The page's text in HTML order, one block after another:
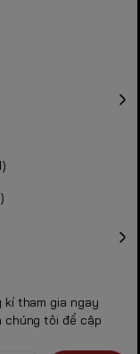
tham gia ngay
tôi để cập